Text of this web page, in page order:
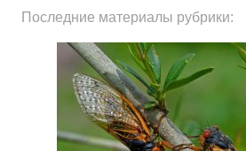
Последние материалы рубрики: